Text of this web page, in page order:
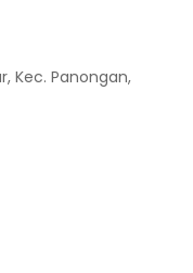
Kec. Panongan,